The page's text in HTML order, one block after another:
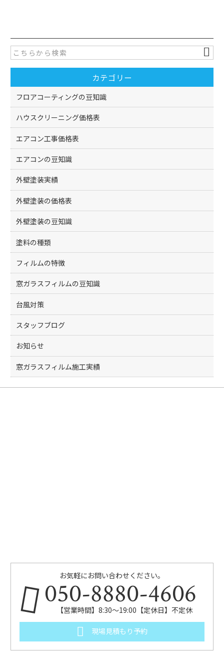
a
e
b
o
o
k
w
er
カテゴリー
フロアコーティングの豆知識
ハウスクリーニング価格表
エアコン工事価格表
エアコンの豆知識
外壁塗装実績
外壁塗装の価格表
外壁塗装の豆知識
塗料の種類
フィルムの特徴
窓ガラスフィルムの豆知識
台風対策
スタッフブログ
お知らせ
窓ガラスフィルム施工実績
お気軽にお問い合わせください。
050-8880-4606
【営業時間】8:30～19:00【定休日】不定休
現場見積もり予約